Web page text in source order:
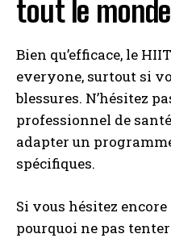
tout le
Bien qu’efficace, le
everyone, surtout si
blessures. N’hésitez
professionnel de
adapter un
spécifiques.
Si vous hésitez
pourquoi ne pas